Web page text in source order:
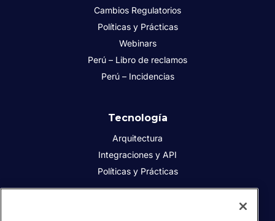
Cambios Regulatorios
Políticas y Prácticas
Webinars
Perú – Libro de reclamos
Perú – Incidencias
Tecnología
Arquitectura
Integraciones y API
Políticas y Prácticas